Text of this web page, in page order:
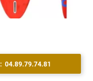
04.89.79.74.81